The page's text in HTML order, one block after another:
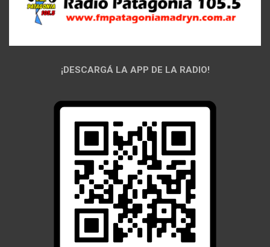
¡DESCARGÁ LA APP DE LA RADIO!